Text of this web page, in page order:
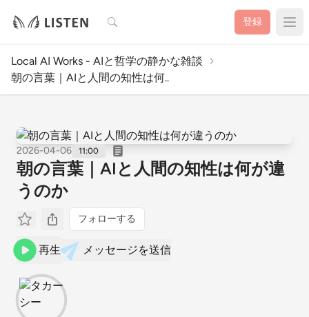
検索 登録
Local AI Works - AIと哲学の静かな雑談
朝の言葉｜AIと人間の知性は何..
2026-04-06 11:00
朝の言葉｜AIと人間の知性は何が違
うのか
フォローする
再生 メッセージを送信